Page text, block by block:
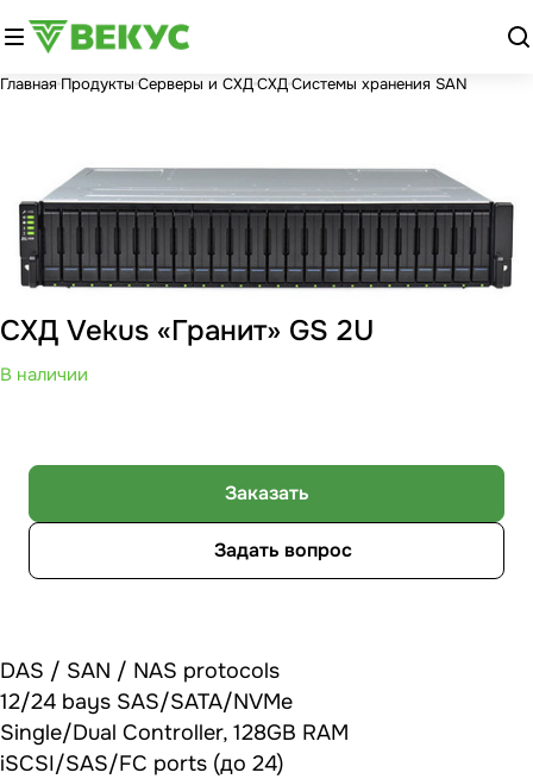
Главная Продукты Серверы и СХДСХДСистемы хранения SAN
СХД Vekus «Гранит» GS 2U
В наличии
Заказать
Задать вопрос
DAS / SAN / NAS protocols
12/24 bays SAS/SATA/NVMe
Single/Dual Controller, 128GB RAM
iSCSI/SAS/FC ports (до 24)